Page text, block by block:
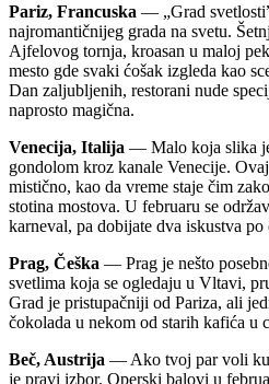
Pariz, Francuska — „Grad
najromantičnijeg grada na svetu.
Ajfelovog tornja, kroasan u maloj
mesto gde svaki ćošak izgleda kao
Dan zaljubljenih, restorani nude
naprosto magična.
Venecija, Italija — Malo koja slika
gondolom kroz kanale Venecije.
mistično, kao da vreme staje čim
stotina mostova. U februaru se
karneval, pa dobijate dva iskustva po
Prag, Češka — Prag je nešto
svetlima koja se ogledaju u Vltavi,
Grad je pristupačniji od Pariza, ali
čokolada u nekom od starih kafića u
Beč, Austrija — Ako tvoj par voli
je pravi izbor. Operski balovi u